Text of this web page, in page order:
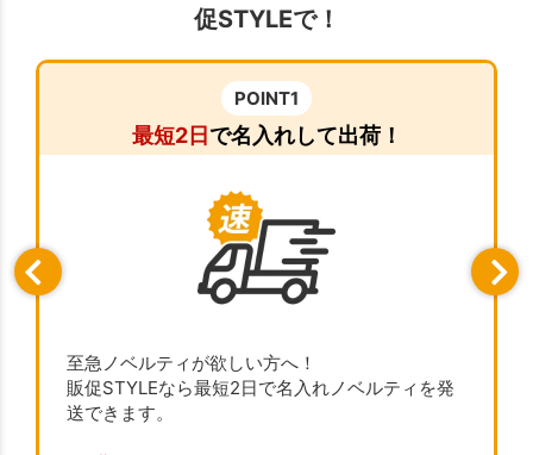
促STYLEで！
POINT1
最短2日 で名入れして出荷！
至急ノベルティが欲しい方へ！
販促STYLEなら最短2日で名入れノベルティを発
送できます。